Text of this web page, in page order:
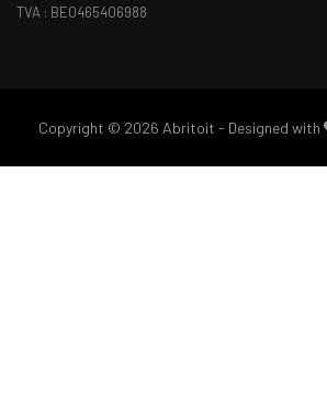
TVA : BE0465406988
Copyright © 2026 Abritoit - Designed with